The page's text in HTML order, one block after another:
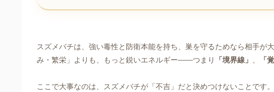
スズメバチは、強い毒性と防衛本能を持ち、巣を守るためなら相手
み・繁栄」よりも、もっと鋭いエネルギー――つまり
「境界線」 「
ここで大事なのは、スズメバチが「不吉」だと決めつけないことで